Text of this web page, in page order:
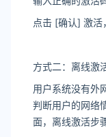
点击 [确认] 激活
方式二：离线激
用户系统没有外
判断用户的网络
面，离线激活步